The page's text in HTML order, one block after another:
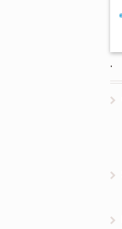
.